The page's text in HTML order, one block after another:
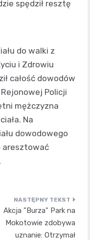
spędził resztę
do walki z
i Zdrowiu
całość dowodów
Policji
mężczyzna
Na
dowodowego
aresztować
Akcja "Burza" Park na
Mokotowie zdobywa
uznanie: Otrzymał